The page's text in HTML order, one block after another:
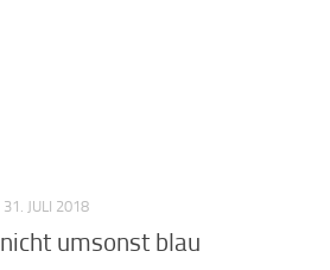
31. JULI 2018
umsonst blau